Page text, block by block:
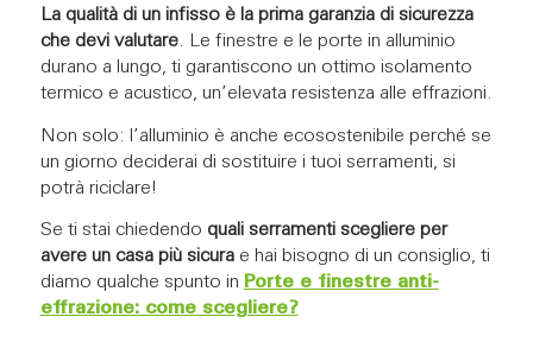
La qualità di un infisso è la prima garanzia di sicurezza
che devi valutare. Le finestre e le porte in alluminio
durano a lungo, ti garantiscono un ottimo isolamento
termico e acustico, un’elevata resistenza alle effrazioni.
Non solo: l’alluminio è anche ecosostenibile perché se
un giorno deciderai di sostituire i tuoi serramenti, si
potrà riciclare!
Se ti stai chiedendo quali serramenti scegliere per
avere un casa più sicurae hai bisogno di un consiglio, ti
diamo qualche spunto in Porte e finestre anti-
effrazione: come scegliere?